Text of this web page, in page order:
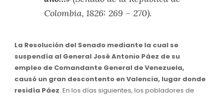
Colombia, 1826: 269 – 270).
La Resolución del Senado mediante la cual se
suspendía al General José Antonio Páez de su
empleo de Comandante General de Venezuela,
causó un gran descontento en Valencia, lugar donde
residía Páez. En los días siguientes, los pobladores de